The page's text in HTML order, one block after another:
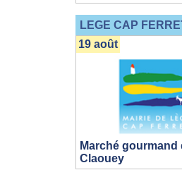
LEGE CAP
Marché gourmand
Claouey
19 août